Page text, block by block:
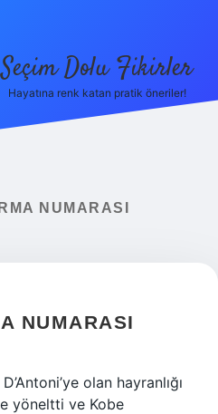
Seçim Dolu Fikirler
Hayatına renk katan pratik öneriler!
NUMARASI
NUMARASI
olan hayranlığı
yöneltti ve Kobe